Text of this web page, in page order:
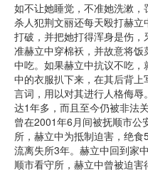
如不让她睡觉，不准她洗漱，
杀人犯荆文丽还每天殴打赫
打破，并把她打得浑身是伤
准赫立中穿棉袄，并故意将
中吃。如果赫立中抗议不吃
中的衣服扒下来，在其后背
言词，用以对其进行人格侮
达1年多，而且至今仍被非法
曾在2001年6月间被抚顺市公
所，赫立中为抵制迫害，绝
流离失所3年。赫立中回到家
顺市看守所，赫立中曾被迫害